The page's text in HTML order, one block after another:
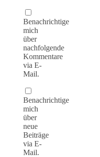
Benachrichtige
mich
über
nachfolgende
Kommentare
via E-
Mail.
Benachrichtige
mich
über
neue
Beiträge
via E-
Mail.